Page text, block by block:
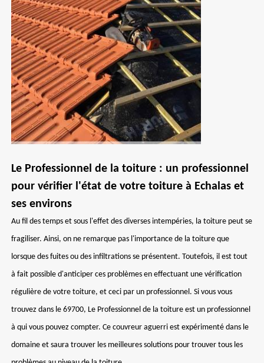
Le Professionnel de la toiture : un professionnel
pour vérifier l'état de votre toiture à Echalas et
ses environs
Au fil des temps et sous l'effet des diverses intempéries, la toiture peut se
fragiliser. Ainsi, on ne remarque pas l'importance de la toiture que
lorsque des fuites ou des infiltrations se présentent. Toutefois, il est tout
à fait possible d'anticiper ces problèmes en effectuant une vérification
régulière de votre toiture, et ceci par un professionnel. Si vous vous
trouvez dans le 69700, Le Professionnel de la toiture est un professionnel
à qui vous pouvez compter. Ce couvreur aguerri est expérimenté dans le
domaine et saura trouver les meilleures solutions pour trouver tous les